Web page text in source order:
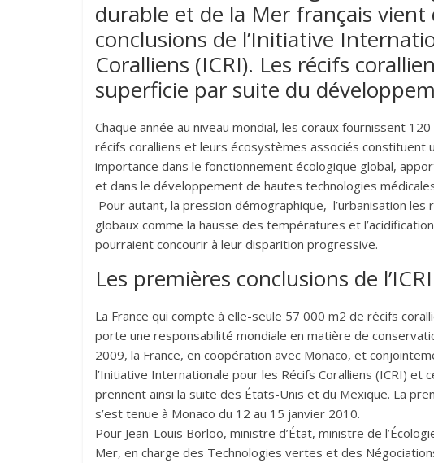
durable et de la Mer français
conclusions de l’Initiative
Coralliens (ICRI). Les récifs
superficie par suite du
Chaque année au niveau mondial, les coraux fournissent
récifs coralliens et leurs écosystèmes associés constituent
importance dans le fonctionnement écologique global,
et dans le développement de hautes technologies
Pour autant, la pression démographique, l’urbanisation
globaux comme la hausse des températures et
pourraient concourir à leur disparition progressive.
Les premières conclusions de l’ICRI
La France qui compte à elle-seule 57 000 m2 de récifs
porte une responsabilité mondiale en matière de
2009, la France, en coopération avec Monaco, et
l’Initiative Internationale pour les Récifs Coralliens (ICRI) et
prennent ainsi la suite des États-Unis et du Mexique. La
s’est tenue à Monaco du 12 au 15 janvier 2010.
Pour Jean-Louis Borloo, ministre d’État, ministre de
Mer, en charge des Technologies vertes et des